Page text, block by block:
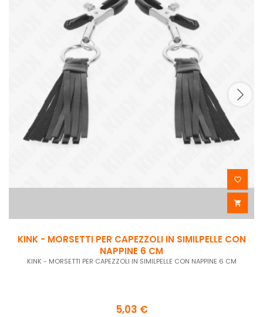


KINK - MORSETTI PER CAPEZZOLI IN SIMILPELLE CON
NAPPINE 6 CM
KINK - MORSETTI PER CAPEZZOLI IN SIMILPELLE CON NAPPINE 6 CM
5,03 €